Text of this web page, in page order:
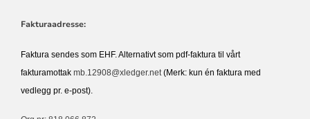
Fakturaadresse:
Faktura sendes som EHF. Alternativt som pdf-faktura til vårt
fakturamottak mb.12908@xledger.net(Merk: kun én faktura med
vedlegg pr. e-post).